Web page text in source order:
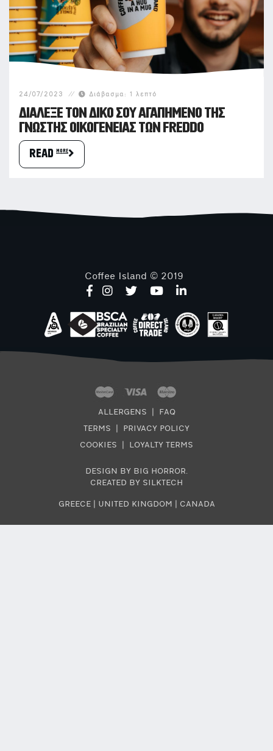
24/07/2023 Διάβασμα: 1 λεπτό
ΔΙΑΛΕΞΕ ΤΟΝ ΔΙΚΟ ΣΟΥ ΑΓΑΠΗΜΕΝΟ ΤΗΣ
ΓΝΩΣΤΗΣ ΟΙΚΟΓΕΝΕΙΑΣ ΤΩΝ FREDDO
READ more
Coffee Island © 2019
ALLERGENS FAQ
TERMS PRIVACY POLICY
COOKIES LOYALTY TERMS
GREECE UNITED KINGDOM CANADA
DESIGN BY BIG HORROR.
CREATED BY SILKTECH